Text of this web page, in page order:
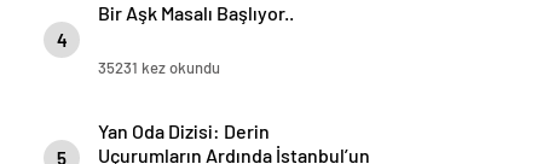
4
Bir Aşk Masalı Başlıyor..
35231 kez okundu
5
Yan Oda Dizisi: Derin
Uçurumların Ardında İstanbul’un